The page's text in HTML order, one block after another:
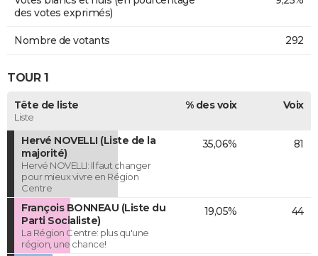
des votes exprimés)
Nombre de votants 292
TOUR 1
Tête de liste
Liste
% des voix Voix
Hervé NOVELLI (Liste de la
majorité)
Hervé NOVELLI: Il faut changer
pour mieux vivre en Région
Centre
35,06% 81
François BONNEAU (Liste du
Parti Socialiste)
La Région Centre: plus qu'une
région, une chance!
19,05% 44